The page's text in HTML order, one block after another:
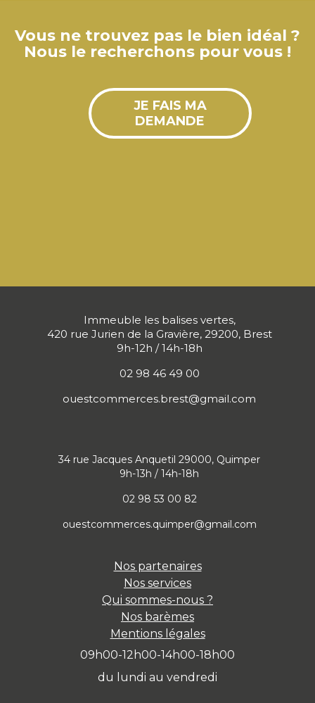
Vous ne trouvez pas le bien idéal ?
Nous le recherchons pour vous !
JE FAIS MA
DEMANDE
Immeuble les balises vertes,
420 rue Jurien de la Gravière, 29200, Brest
9h-12h / 14h-18h
02 98 46 49 00
ouestcommerces.brest@gmail.com
34 rue Jacques Anquetil 29000, Quimper
9h-13h / 14h-18h
02 98 53 00 82
ouestcommerces.quimper@gmail.com
Nos partenaires
Nos services
Qui sommes-nous ?
Nos barèmes
Mentions légales
09h00-12h00-14h00-18h00
du lundi au vendredi